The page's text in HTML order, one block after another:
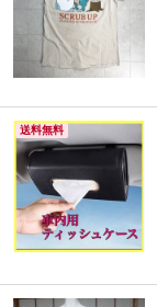
送料無料